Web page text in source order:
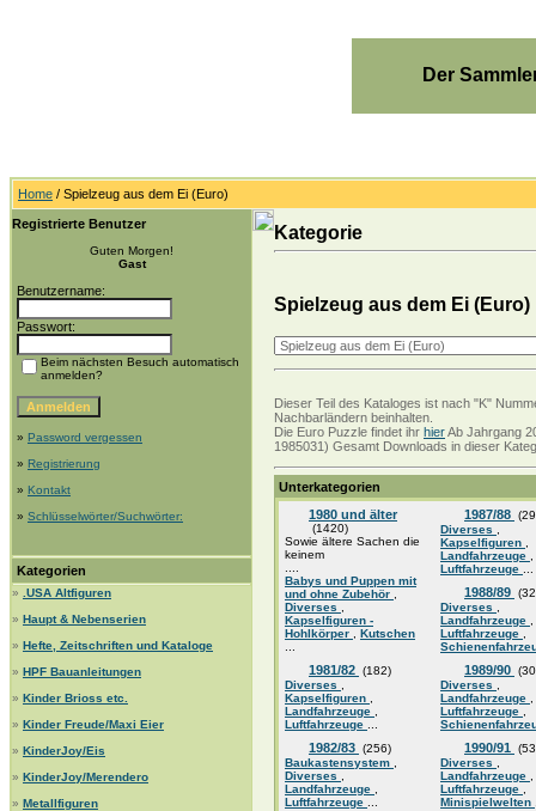
Der
Home / Spielzeug aus dem Ei (Euro)
Registrierte Benutzer
Guten Morgen!
Gast
Benutzername:
Passwort:
Beim nächsten Besuch automatisch
anmelden?
» Password vergessen
» Registrierung
» Kontakt
» Schlüsselwörter/Suchwörter:
Kategorien
»
.USA Altfiguren
» Haupt & Nebenserien
» Hefte, Zeitschriften und Kataloge
» HPF Bauanleitungen
» Kinder Brioss etc.
» Kinder Freude/Maxi Eier
» KinderJoy/Eis
» KinderJoy/Merendero
» Metallfiguren
Kategorie
Spielzeug aus dem Ei (Euro)
Dieser Teil des Kataloges ist nach "K"
Nachbarländern beinhalten.
Die Euro Puzzle findet ihr hierAb Jahrgang
1985031) Gesamt Downloads in dieser
Unterkategorien
1980 und älter
(1420)
Sowie ältere Sachen die
keinem
Babys und Puppen mit
und ohne Zubehör
Diverses
Kapselfiguren -
Hohlkörper
Kutschen
1981/82 (182)
Diverses
Kapselfiguren
Landfahrzeuge
Luftfahrzeuge
1982/83 (256)
Baukastensystem
Diverses
Landfahrzeuge
Luftfahrzeuge
1987/88
Diverses
Kapselfiguren
Landfahrzeuge
Luftfahrzeuge
1988/89
Diverses
Landfahrzeuge
Luftfahrzeuge
1989/90
Diverses
Landfahrzeuge
Luftfahrzeuge
1990/91
Diverses
Landfahrzeuge
Luftfahrzeuge
Minispielwelten